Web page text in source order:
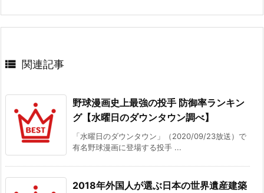
 関連記事
野球漫画史上最強の投手 防御率ランキン
グ【水曜日のダウンタウン調べ】
「水曜日のダウンタウン」（2020/09/23放送）で
有名野球漫画に登場する投手 ...
2018年外国人が選ぶ日本の世界遺産建築